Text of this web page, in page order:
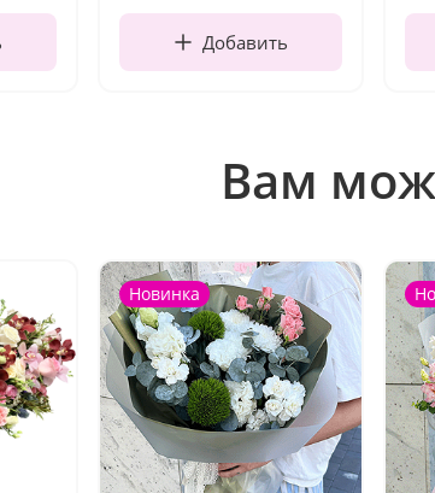
Добавить
Вам
Новинка